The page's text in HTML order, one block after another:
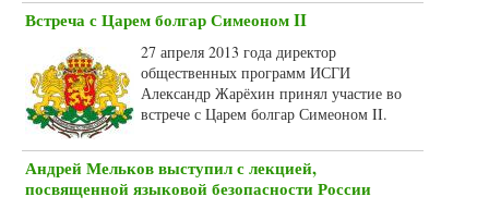
Встреча с Царем болгар Симеоном II
27 апреля 2013 года директор
общественных программ ИСГИ
Александр Жарёхин принял участие во
встрече с Царем болгар Симеоном II.
Андрей Мельков выступил с лекцией,
посвященной языковой безопасности России